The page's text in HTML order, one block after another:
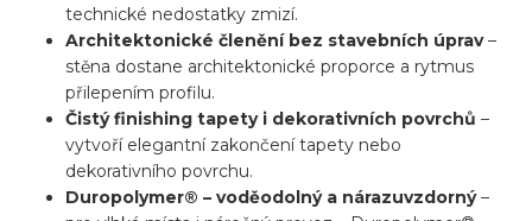
technické nedostatky zmizí.
Architektonické členění bez stavebních úprav–
stěna dostane architektonické proporce a rytmus
přilepením profilu.
Čistý finishing tapety i dekorativních povrchů –
vytvoří elegantní zakončení tapety nebo
dekorativního povrchu.
Duropolymer® – voděodolný a nárazuvzdorný–